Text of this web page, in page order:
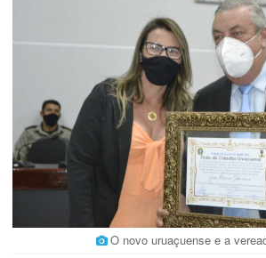
O novo uruaçuense e a